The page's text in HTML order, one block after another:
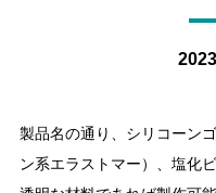
製品名の通り、シリコーン
ン系エラストマー）、塩化